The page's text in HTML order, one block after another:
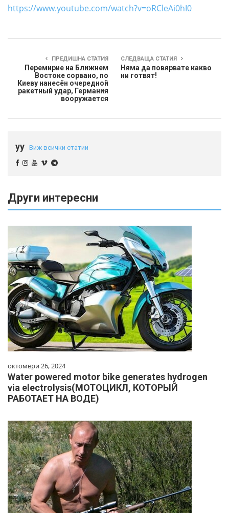
https://www.youtube.com/watch?v=oRCleAi0hI0
ПРЕДИШНА СТАТИЯ
Перемирие на Ближнем
Востоке сорвано, по
Киеву нанесён очередной
ракетный удар, Германия
вооружается
СЛЕДВАЩА СТАТИЯ
Няма да повярвате какво
ни готвят!
yy Виж всички статии
Други интересни
октомври 26, 2024
Water powered motor bike generates hydrogen
via electrolysis(МОТОЦИКЛ, КОТОРЫЙ
РАБОТАЕТ НА ВОДЕ)